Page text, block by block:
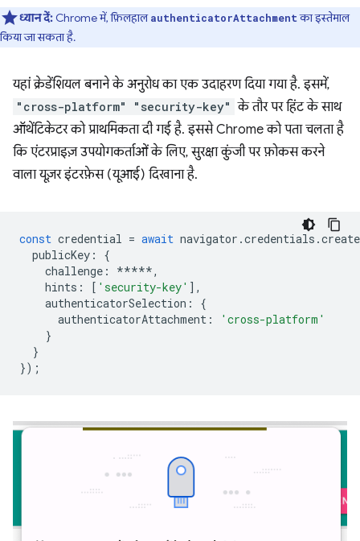
ध्यान दें: Chrome में, फ़िलहालauthenticatorAttachmentका इस्तेमाल
किया जा सकता है.
यहां क्रेडेंशियल बनाने के अनुरोध का एक उदाहरण दिया गया है. इसमें,
"cross-platform" "security-key" के तौर पर हिंट के साथ
ऑथेंटिकेटर को प्राथमिकता दी गई है. इससे Chrome को पता चलता है
कि एंटरप्राइज़ उपयोगकर्ताओं के लिए, सुरक्षा कुंजी पर फ़ोकस करने
वाला यूज़र इंटरफ़ेस (यूआई) दिखाना है.
const credential = await navigator .credentials .create
publicKey :
{
challenge : *****,
hints : [ 'security-key' ],
authenticatorSelection :
{
authenticatorAttachment :
'cross-platform'
}
}
});